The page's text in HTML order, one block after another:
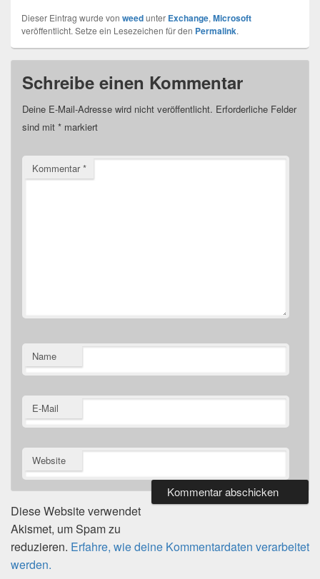
Dieser Eintrag wurde von weedunter Exchange, Microsoft
veröffentlicht. Setze ein Lesezeichen für den Permalink.
Schreibe einen Kommentar
Deine E-Mail-Adresse wird nicht veröffentlicht. Erforderliche Felder
sind mit * markiert
Kommentar*
Name
E-Mail
Website
Diese Website verwendet
Akismet, um Spam zu
reduzieren. Erfahre, wie deine Kommentardaten verarbeitet
werden.